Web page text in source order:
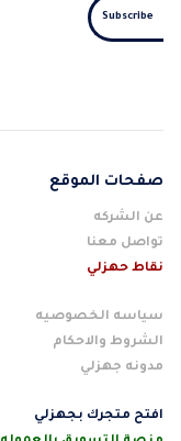
صفحات الموقع
عن الشركه
تواصل معنا
نقاط حهزلي
سياسه الخصوصيه
الشروط والاحكام
مدونه جهزلي
افتح متجرك بجهزلي